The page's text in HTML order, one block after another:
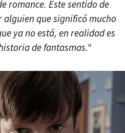
romance. Este sentido de
que significó mucho
ya no está, en realidad es
de fantasmas."